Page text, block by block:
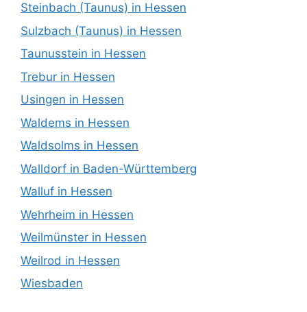
Steinbach (Taunus) in Hessen
Sulzbach (Taunus) in Hessen
Taunusstein in Hessen
Trebur in Hessen
Usingen in Hessen
Waldems in Hessen
Waldsolms in Hessen
Walldorf in Baden-Württemberg
Walluf in Hessen
Wehrheim in Hessen
Weilmünster in Hessen
Weilrod in Hessen
Wiesbaden